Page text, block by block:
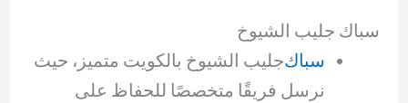
سباك جليب الشيوخ
سباكجليب الشيوخ بالكويت متميز، حيث
نرسل فريقًا متخصصًا للحفاظ على